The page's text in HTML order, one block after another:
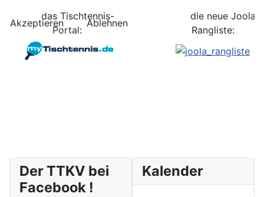
das Tischtennis-
Portal:
die neue Joola
Rangliste:
Der TTKV bei
Facebook !
Kalender
Akzeptieren Ablehnen